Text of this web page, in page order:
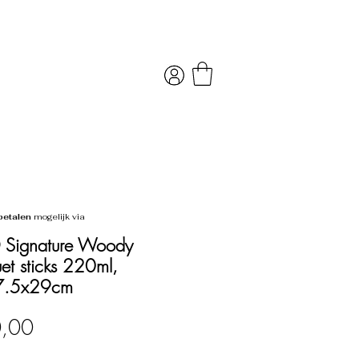
Signature Woody
sticks 220ml,
Prijs
mogelijk via